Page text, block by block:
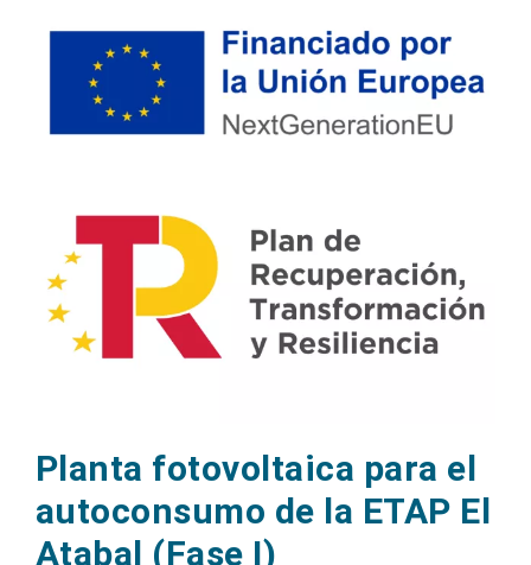
Planta fotovoltaica para el
autoconsumo de la ETAP El
Atabal (Fase I)